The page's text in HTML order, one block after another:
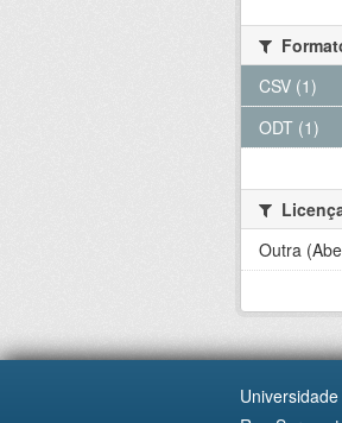
CSV (1)
ODT (1)
Outra